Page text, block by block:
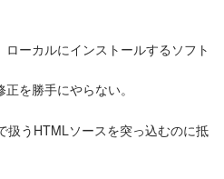
ーカルにインストールするソフト
を勝手にやらない。
扱うHTMLソースを突っ込むのに抵